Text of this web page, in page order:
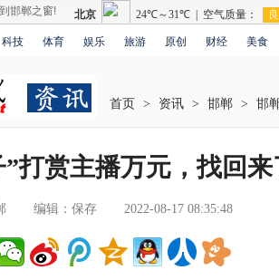
邯郸之窗!
科技 体育 娱乐 旅游 原创 财经 美食
首页 > 资讯 > 邯郸 > 邯
打赏主播万元，找回来
编辑：保存 2022-08-17 08:35:48